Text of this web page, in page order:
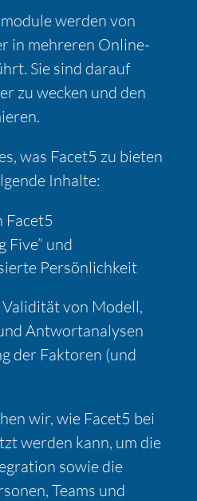
werden von
in mehreren Online-
Sie sind darauf
zu wecken und den
was Facet5 zu bieten
Inhalte:
Facet5
Five” und
Persönlichkeit
von Modell,
Antwortanalysen
der Faktoren (und
wir, wie Facet5 bei
werden kann, um die
sowie die
Teams und